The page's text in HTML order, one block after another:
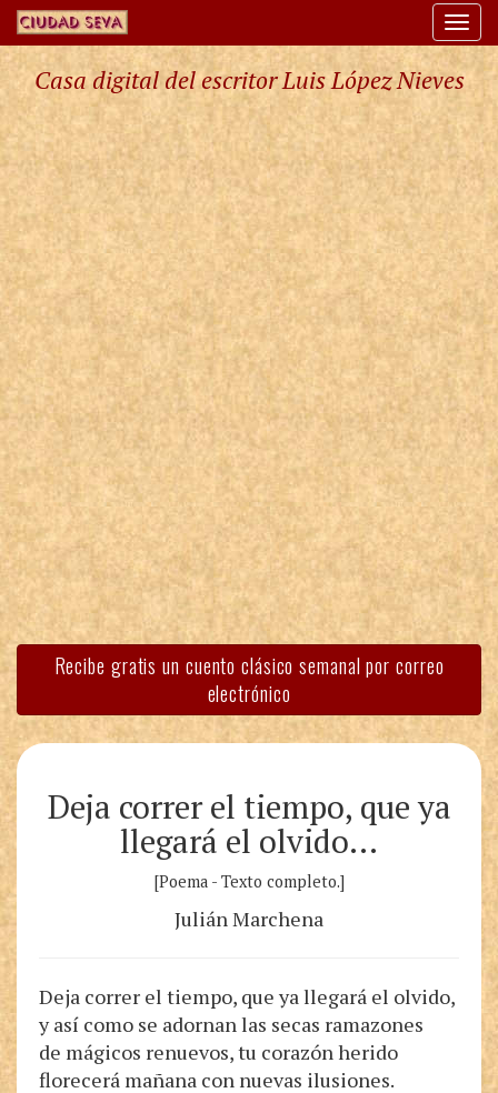
Casa digital del escritor Luis López Nieves
Recibe gratis un cuento clásico semanal por correo
electrónico
Deja correr el tiempo, que ya
llegará el olvido…
[Poema - Texto completo.]
Julián Marchena
Deja correr el tiempo, que ya llegará el olvido,
y así como se adornan las secas ramazones
de mágicos renuevos, tu corazón herido
florecerá mañana con nuevas ilusiones.